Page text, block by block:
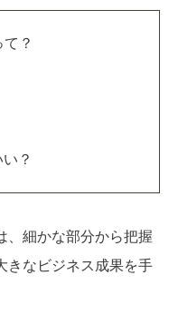
？
？
、細かな部分から把握
きなビジネス成果を手